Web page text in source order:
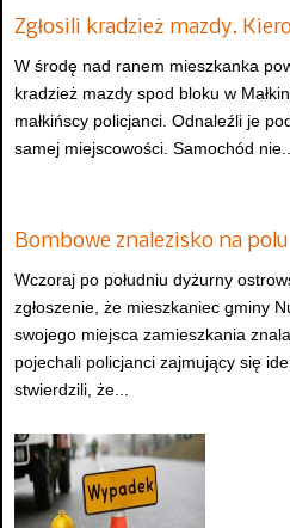
Zgłosili kradzież mazdy.
W środę nad ranem mieszkanka
kradzież mazdy spod bloku w
małkińscy policjanci. Odnaleźli je
samej miejscowości. Samochód nie...
Bombowe znalezisko na polu
Wczoraj po południu dyżurny
zgłoszenie, że mieszkaniec gminy
swojego miejsca zamieszkania
pojechali policjanci zajmujący się
stwierdzili, że...